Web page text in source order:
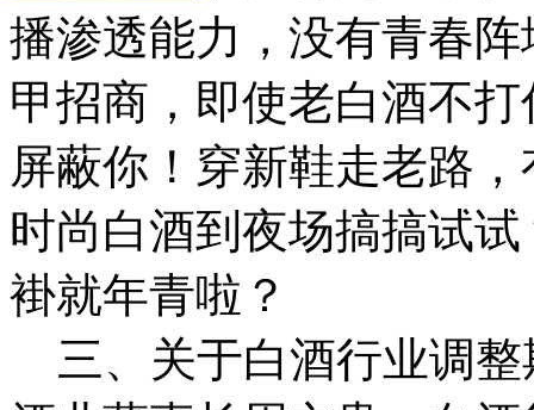
播渗透能力，没有青春
甲招商，即使老白酒不
屏蔽你！穿新鞋走老路
时尚白酒到夜场搞搞试
褂就年青啦？
三、关于白酒行业调整